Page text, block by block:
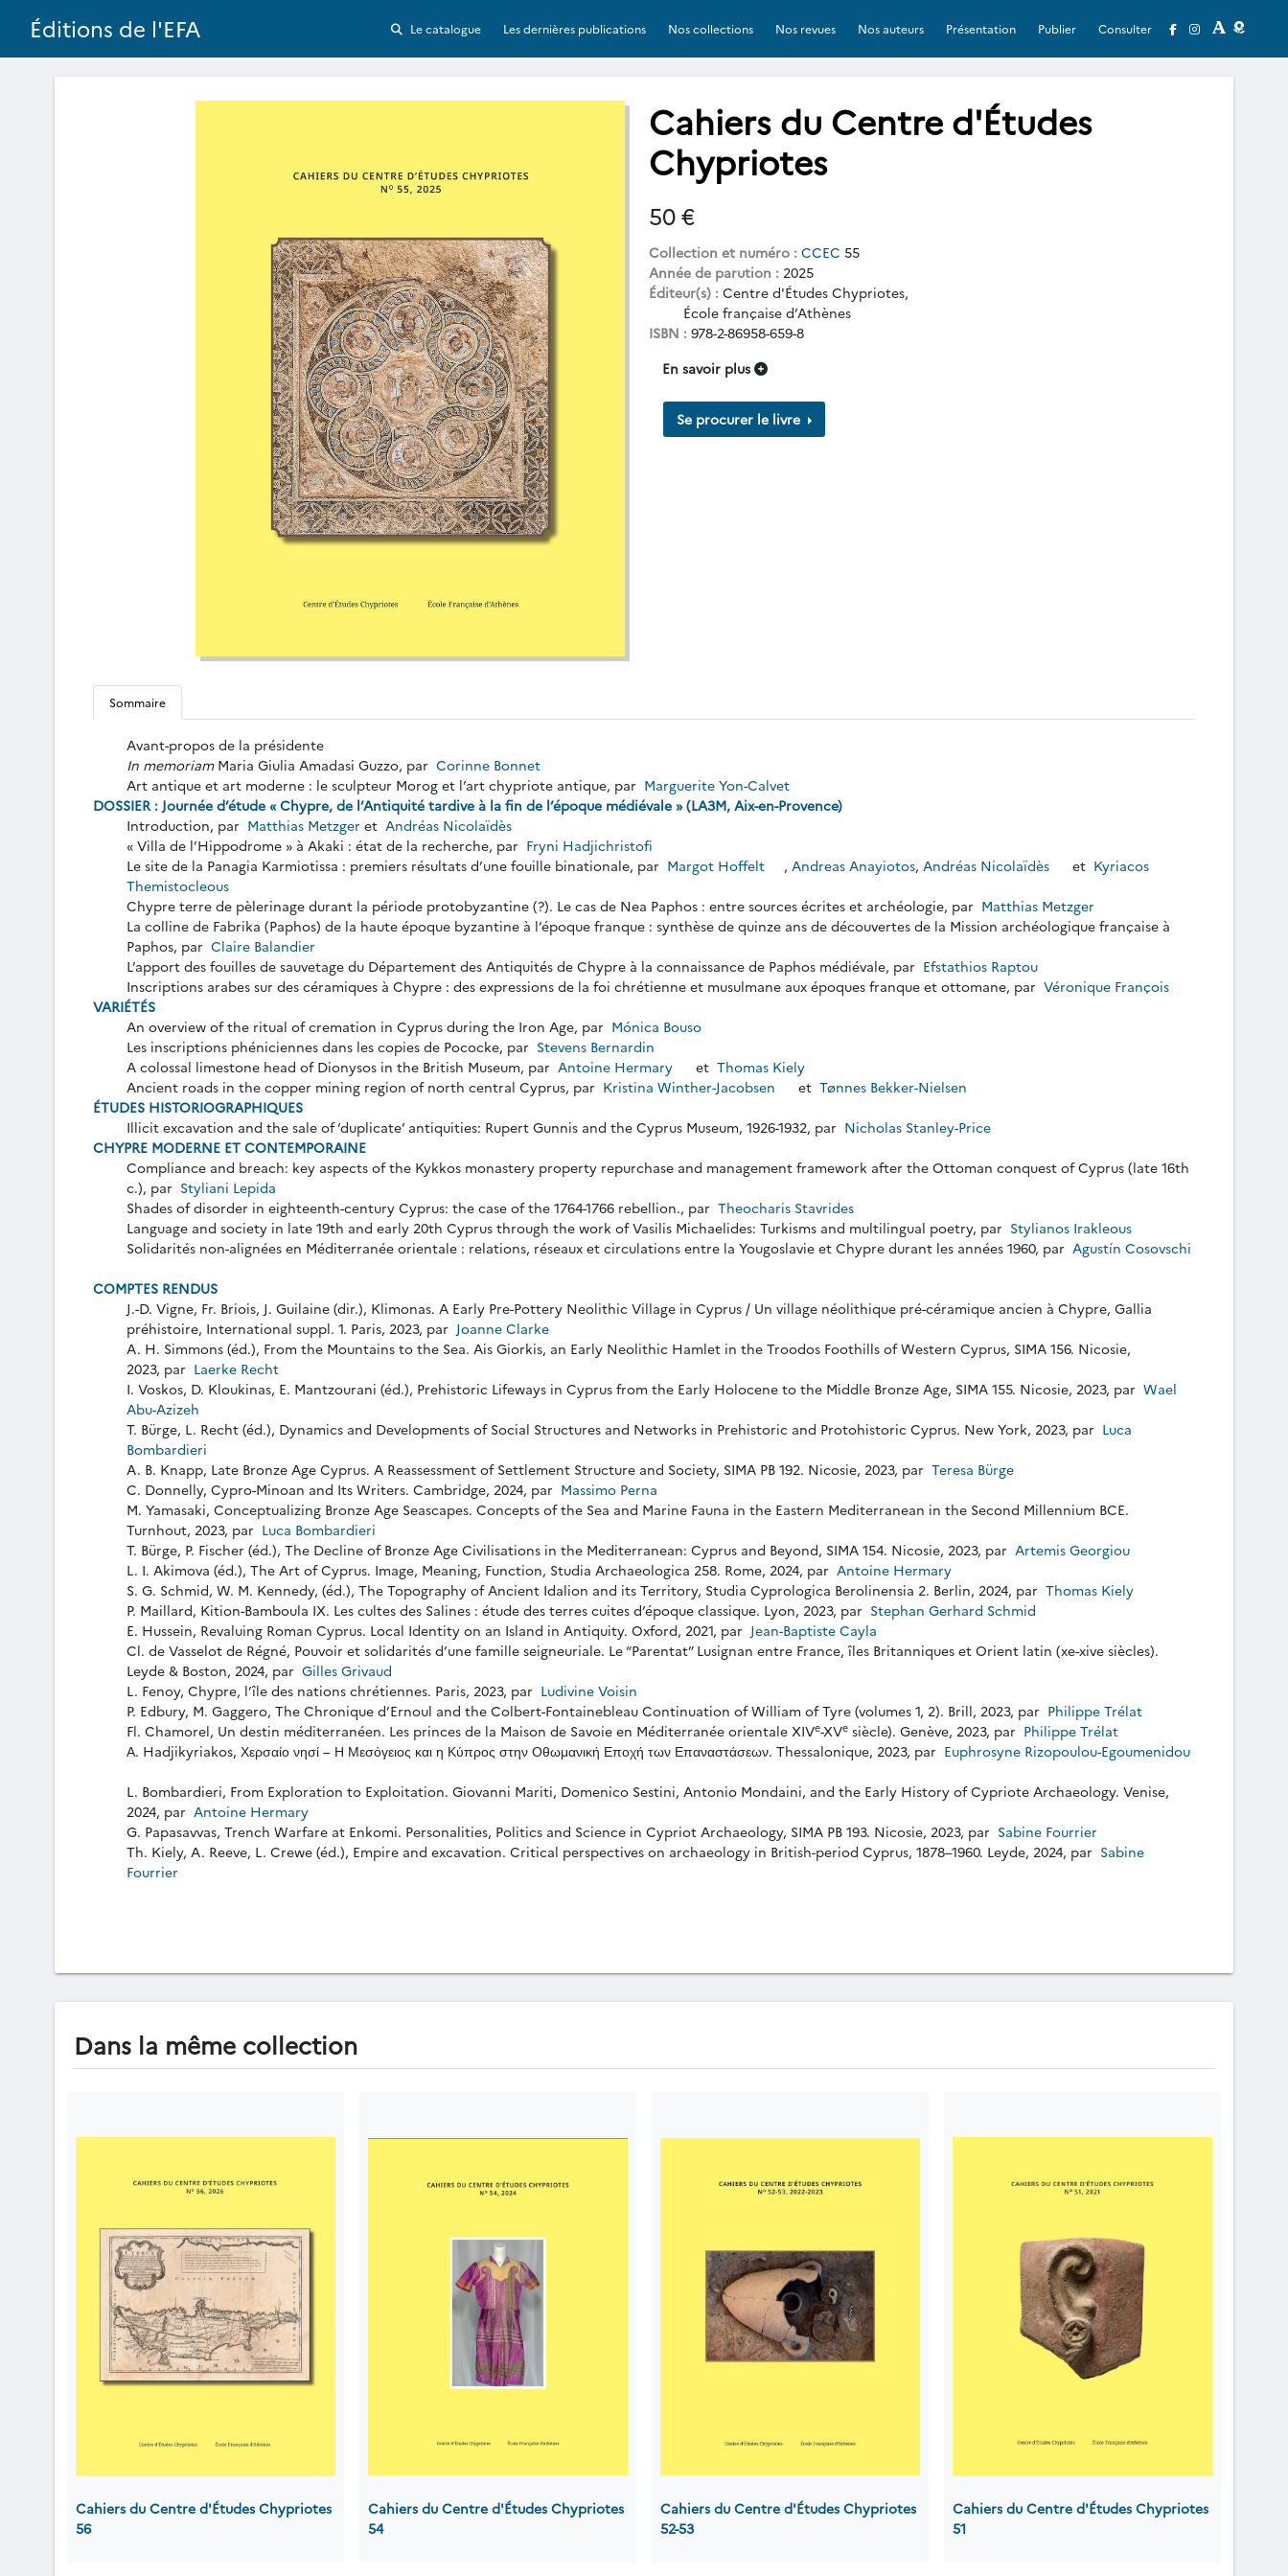
Éditions de l'EFA Le catalogue Les dernières publications Nos collections Nos revues Nos auteurs Présentation Publier Consulter
Cahiers du Centre d'Études
Chypriotes
50 €
Collection et numéro : CCEC 55
Année de parution : 2025
Éditeur(s) : Centre d'Études Chypriotes,
École française d’Athènes
ISBN : 978-2-86958-659-8
En savoir plus
Se procurer le livre
Sommaire
Avant-propos de la présidente
In memoriamMaria Giulia Amadasi Guzzo, par Corinne Bonnet
Art antique et art moderne : le sculpteur Morog et l’art chypriote antique, par Marguerite Yon-Calvet
DOSSIER : Journée d’étude « Chypre, de l’Antiquité tardive à la fin de l’époque médiévale » (LA3M, Aix-en-Provence)
Introduction, par Matthias Metzger et Andréas Nicolaïdès
« Villa de l’Hippodrome » à Akaki : état de la recherche, par Fryni Hadjichristofi
Le site de la Panagia Karmiotissa : premiers résultats d’une fouille binationale, par Margot Hoffelt , Andreas Anayiotos, Andréas Nicolaïdès et Kyriacos
Themistocleous
Chypre terre de pèlerinage durant la période protobyzantine (?). Le cas de Nea Paphos : entre sources écrites et archéologie, par Matthias Metzger
La colline de Fabrika (Paphos) de la haute époque byzantine à l’époque franque : synthèse de quinze ans de découvertes de la Mission archéologique française à
Paphos, par Claire Balandier
L’apport des fouilles de sauvetage du Département des Antiquités de Chypre à la connaissance de Paphos médiévale, par Efstathios Raptou
Inscriptions arabes sur des céramiques à Chypre : des expressions de la foi chrétienne et musulmane aux époques franque et ottomane, par Véronique François
VARIÉTÉS
An overview of the ritual of cremation in Cyprus during the Iron Age, par Mónica Bouso
Les inscriptions phéniciennes dans les copies de Pococke, par Stevens Bernardin
A colossal limestone head of Dionysos in the British Museum, par Antoine Hermary et Thomas Kiely
Ancient roads in the copper mining region of north central Cyprus, par Kristina Winther-Jacobsen et Tønnes Bekker-Nielsen
ÉTUDES HISTORIOGRAPHIQUES
Illicit excavation and the sale of ‘duplicate’ antiquities: Rupert Gunnis and the Cyprus Museum, 1926-1932, par Nicholas Stanley-Price
CHYPRE MODERNE ET CONTEMPORAINE
Compliance and breach: key aspects of the Kykkos monastery property repurchase and management framework after the Ottoman conquest of Cyprus (late 16th
c.), par Styliani Lepida
Shades of disorder in eighteenth-century Cyprus: the case of the 1764-1766 rebellion., par Theocharis Stavrides
Language and society in late 19th and early 20th Cyprus through the work of Vasilis Michaelides: Turkisms and multilingual poetry, par Stylianos Irakleous
Solidarités non-alignées en Méditerranée orientale : relations, réseaux et circulations entre la Yougoslavie et Chypre durant les années 1960, par Agustín Cosovschi
COMPTES RENDUS
J.-D. Vigne, Fr. Briois, J. Guilaine (dir.), Klimonas. A Early Pre-Pottery Neolithic Village in Cyprus / Un village néolithique pré-céramique ancien à Chypre, Gallia
préhistoire, International suppl. 1. Paris, 2023, par Joanne Clarke
A. H. Simmons (éd.), From the Mountains to the Sea. Ais Giorkis, an Early Neolithic Hamlet in the Troodos Foothills of Western Cyprus, SIMA 156. Nicosie,
2023, par Laerke Recht
I. Voskos, D. Kloukinas, E. Mantzourani (éd.), Prehistoric Lifeways in Cyprus from the Early Holocene to the Middle Bronze Age, SIMA 155. Nicosie, 2023, par Wael
Abu-Azizeh
T. Bürge, L. Recht (éd.), Dynamics and Developments of Social Structures and Networks in Prehistoric and Protohistoric Cyprus. New York, 2023, par Luca
Bombardieri
A. B. Knapp, Late Bronze Age Cyprus. A Reassessment of Settlement Structure and Society, SIMA PB 192. Nicosie, 2023, par Teresa Bürge
C. Donnelly, Cypro-Minoan and Its Writers. Cambridge, 2024, par Massimo Perna
M. Yamasaki, Conceptualizing Bronze Age Seascapes. Concepts of the Sea and Marine Fauna in the Eastern Mediterranean in the Second Millennium BCE.
Turnhout, 2023, par Luca Bombardieri
T. Bürge, P. Fischer (éd.), The Decline of Bronze Age Civilisations in the Mediterranean: Cyprus and Beyond, SIMA 154. Nicosie, 2023, par Artemis Georgiou
L. I. Akimova (éd.), The Art of Cyprus. Image, Meaning, Function, Studia Archaeologica 258. Rome, 2024, par Antoine Hermary
S. G. Schmid, W. M. Kennedy, (éd.), The Topography of Ancient Idalion and its Territory, Studia Cyprologica Berolinensia 2. Berlin, 2024, par Thomas Kiely
P. Maillard, Kition-Bamboula IX. Les cultes des Salines : étude des terres cuites d’époque classique. Lyon, 2023, par Stephan Gerhard Schmid
E. Hussein, Revaluing Roman Cyprus. Local Identity on an Island in Antiquity. Oxford, 2021, par Jean-Baptiste Cayla
Cl. de Vasselot de Régné, Pouvoir et solidarités d’une famille seigneuriale. Le “Parentat” Lusignan entre France, îles Britanniques et Orient latin (xe-xive siècles).
Leyde & Boston, 2024, par Gilles Grivaud
L. Fenoy, Chypre, l’île des nations chrétiennes. Paris, 2023, par Ludivine Voisin
P. Edbury, M. Gaggero, The Chronique d’Ernoul and the Colbert-Fontainebleau Continuation of William of Tyre (volumes 1, 2). Brill, 2023, par Philippe Trélat
Fl. Chamorel, Un destin méditerranéen. Les princes de la Maison de Savoie en Méditerranée orientale XIVe-XVe siècle). Genève, 2023, par Philippe Trélat
Α. Hadjikyriakos, Χερσαίο νησί – Η Μεσόγειος και η Κύπρος στην Οθωμανική Εποχή των Επαναστάσεων. Thessalonique, 2023, par Euphrosyne Rizopoulou-Egoumenidou
L. Bombardieri, From Exploration to Exploitation. Giovanni Mariti, Domenico Sestini, Antonio Mondaini, and the Early History of Cypriote Archaeology. Venise,
2024, par Antoine Hermary
G. Papasavvas, Trench Warfare at Enkomi. Personalities, Politics and Science in Cypriot Archaeology, SIMA PB 193. Nicosie, 2023, par Sabine Fourrier
Th. Kiely, A. Reeve, L. Crewe (éd.), Empire and excavation. Critical perspectives on archaeology in British-period Cyprus, 1878–1960. Leyde, 2024, par Sabine
Fourrier
Dans la même collection
Cahiers du Centre d'Études Chypriotes
56
Cahiers du Centre d'Études Chypriotes
54
Cahiers du Centre d'Études Chypriotes
52-53
Cahiers du Centre d'Études Chypriotes
51